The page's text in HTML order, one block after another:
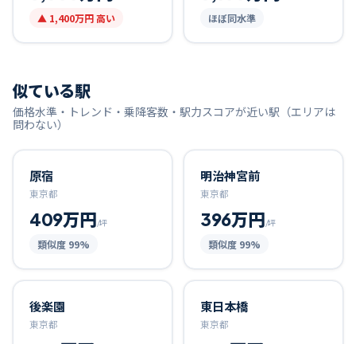
▲ 1,400万円高い ほぼ同水準
似ている駅
価格水準・トレンド・乗降客数・駅力スコアが近い駅（エリアは
問わない）
原宿
東京都
409万円/坪
類似度 99%
明治神宮前
東京都
396万円/坪
類似度 99%
後楽園
東京都
東日本橋
東京都